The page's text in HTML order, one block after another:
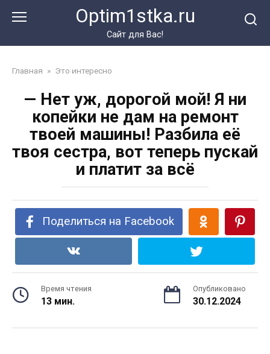
Optim1stka.ru
Сайт для Вас!
Главная » Это интересно
— Нет уж, дорогой мой! Я ни
копейки не дам на ремонт
твоей машины! Разбила её
твоя сестра, вот теперь пускай
и платит за всё
Поделиться на Facebook
Время чтения
13 мин.
Опубликовано
30.12.2024